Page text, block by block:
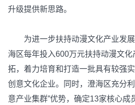
升级提供新思路。
为进一步扶持动漫文化产业发展
海区每年投入600万元扶持动漫文
拓，着力培育和打造一批具有较强
创意文化企业。同时，澄海区充分
意产业集群”优势，确定13家核心成